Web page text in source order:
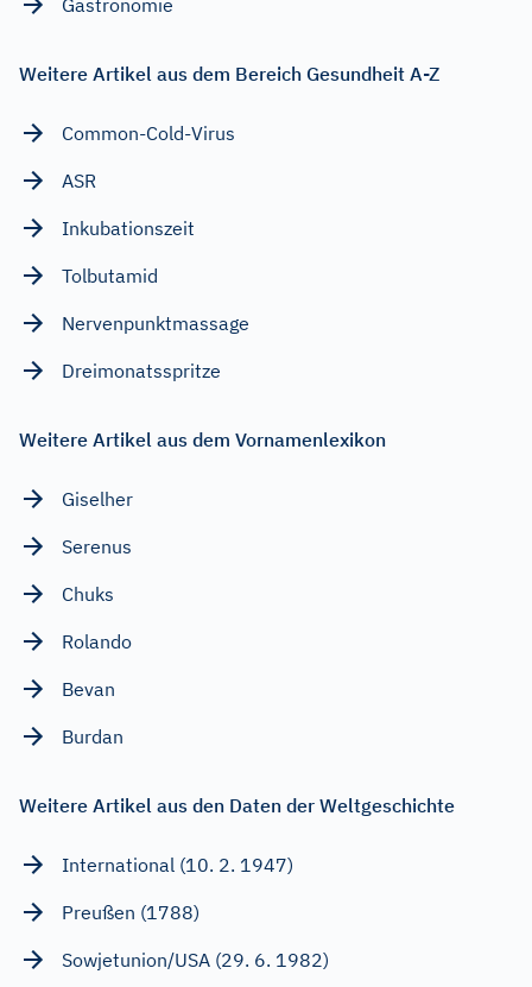
Weitere Artikel aus dem Bereich Gesundheit A-Z
Common-Cold-Virus
ASR
Inkubationszeit
Tolbutamid
Nervenpunktmassage
Dreimonatsspritze
Weitere Artikel aus dem Vornamenlexikon
Giselher
Serenus
Chuks
Rolando
Bevan
Burdan
Weitere Artikel aus den Daten der Weltgeschichte
International (10. 2. 1947)
Preußen (1788)
Sowjetunion/USA (29. 6. 1982)